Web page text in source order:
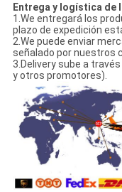
Entrega y logística de
1.We entregará los
plazo de expedición
2.We puede enviar
señalado por nuestros
3.Delivery sube a
y otros promotores).